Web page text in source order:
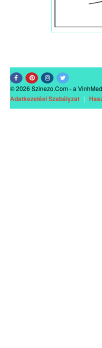
© 2026 Szinezo.Com - a
Adatkezelési Szabályzat |